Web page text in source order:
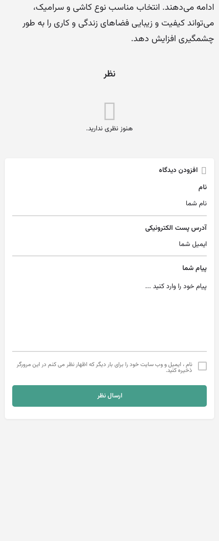
ادامه می‌دهند. انتخاب مناسب نوع کاشی و سرامیک،
می‌تواند کیفیت و زیبایی فضاهای زندگی و کاری را به طور
چشمگیری افزایش دهد.
نظر
هنوز نظری ندارید.
افزودن دیدگاه
نام
آدرس پست الکترونیکی
پیام شما
نام ، ایمیل و وب سایت خود را برای بار دیگر که اظهار نظر می کنم در این مرورگر
ذخیره کنید.
ارسال نظر